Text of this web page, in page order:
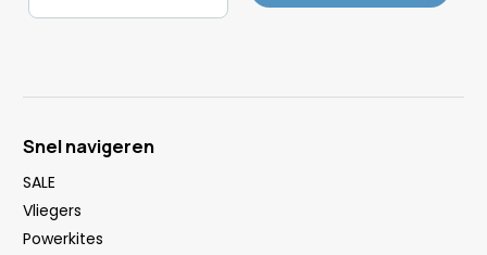
Snel navigeren
SALE
Vliegers
Powerkites